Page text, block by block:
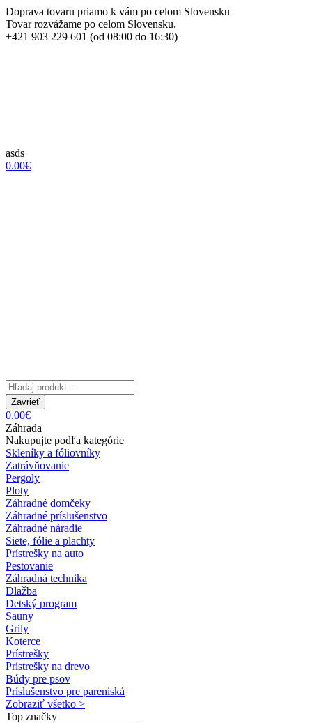
Doprava tovaru priamo k vám po celom Slovensku
Tovar rozvážame po celom Slovensku.
+421 903 229 601 (od 08:00 do 16:30)
asds
0.00€
Zavrieť
0.00€
Záhrada
Nakupujte podľa kategórie
Skleníky a fóliovníky
Zatrávňovanie
Pergoly
Ploty
Záhradné domčeky
Záhradné príslušenstvo
Záhradné náradie
Siete, fólie a plachty
Prístrešky na auto
Pestovanie
Záhradná technika
Dlažba
Detský program
Sauny
Grily
Koterce
Prístrešky
Prístrešky na drevo
Búdy pre psov
Príslušenstvo pre pareniská
Zobraziť všetko >
Top značky